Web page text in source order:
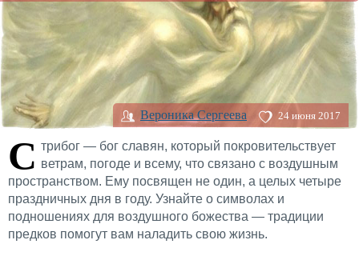
Вероника Сергеева 24 июня 2017
С трибог — бог славян, который покровительствует
ветрам, погоде и всему, что связано с воздушным
пространством. Ему посвящен не один, а целых четыре
праздничных дня в году. Узнайте о символах и
подношениях для воздушного божества — традиции
предков помогут вам наладить свою жизнь.